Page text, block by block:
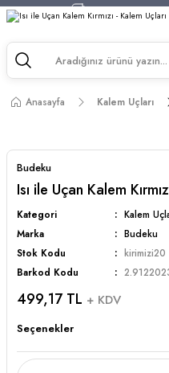
750 TL ve Üzeri
750 TL ve Üzeri
Anasayfa Kalem Uçları
Budeku
Isı ile Uçan Kalem
Kategori
Kalem
Marka
Budeku
Stok Kodu
kirimizi20
Barkod Kodu
499,17 TL + KDV
Seçenekler